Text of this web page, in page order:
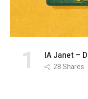
1 IA Janet –
28Shares